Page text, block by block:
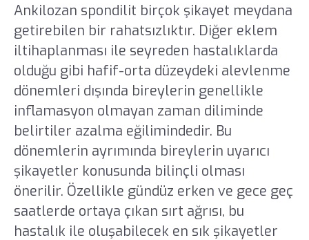
Ankilozan spondilit birçok şikayet meydana
getirebilen bir rahatsızlıktır. Diğer eklem
iltihaplanması ile seyreden hastalıklarda
olduğu gibi hafif-orta düzeydeki alevlenme
dönemleri dışında bireylerin genellikle
inflamasyon olmayan zaman diliminde
belirtiler azalma eğilimindedir. Bu
dönemlerin ayrımında bireylerin uyarıcı
şikayetler konusunda bilinçli olması
önerilir. Özellikle gündüz erken ve gece geç
saatlerde ortaya çıkan sırt ağrısı, bu
hastalık ile oluşabilecek en sık şikayetler